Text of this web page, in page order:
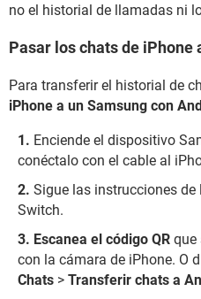
no el historial de llamadas ni
Pasar los chats de iPhone
Para transferir el historial de
iPhone a un Samsung con
Enciende el dispositivo
conéctalo con el cable al
Sigue las instrucciones
Switch.
Escanea el código QR que
con la cámara de iPhone. O
Chats > Transferir chats a